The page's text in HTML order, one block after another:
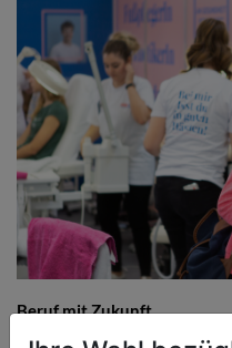
Beruf mit Zukunft